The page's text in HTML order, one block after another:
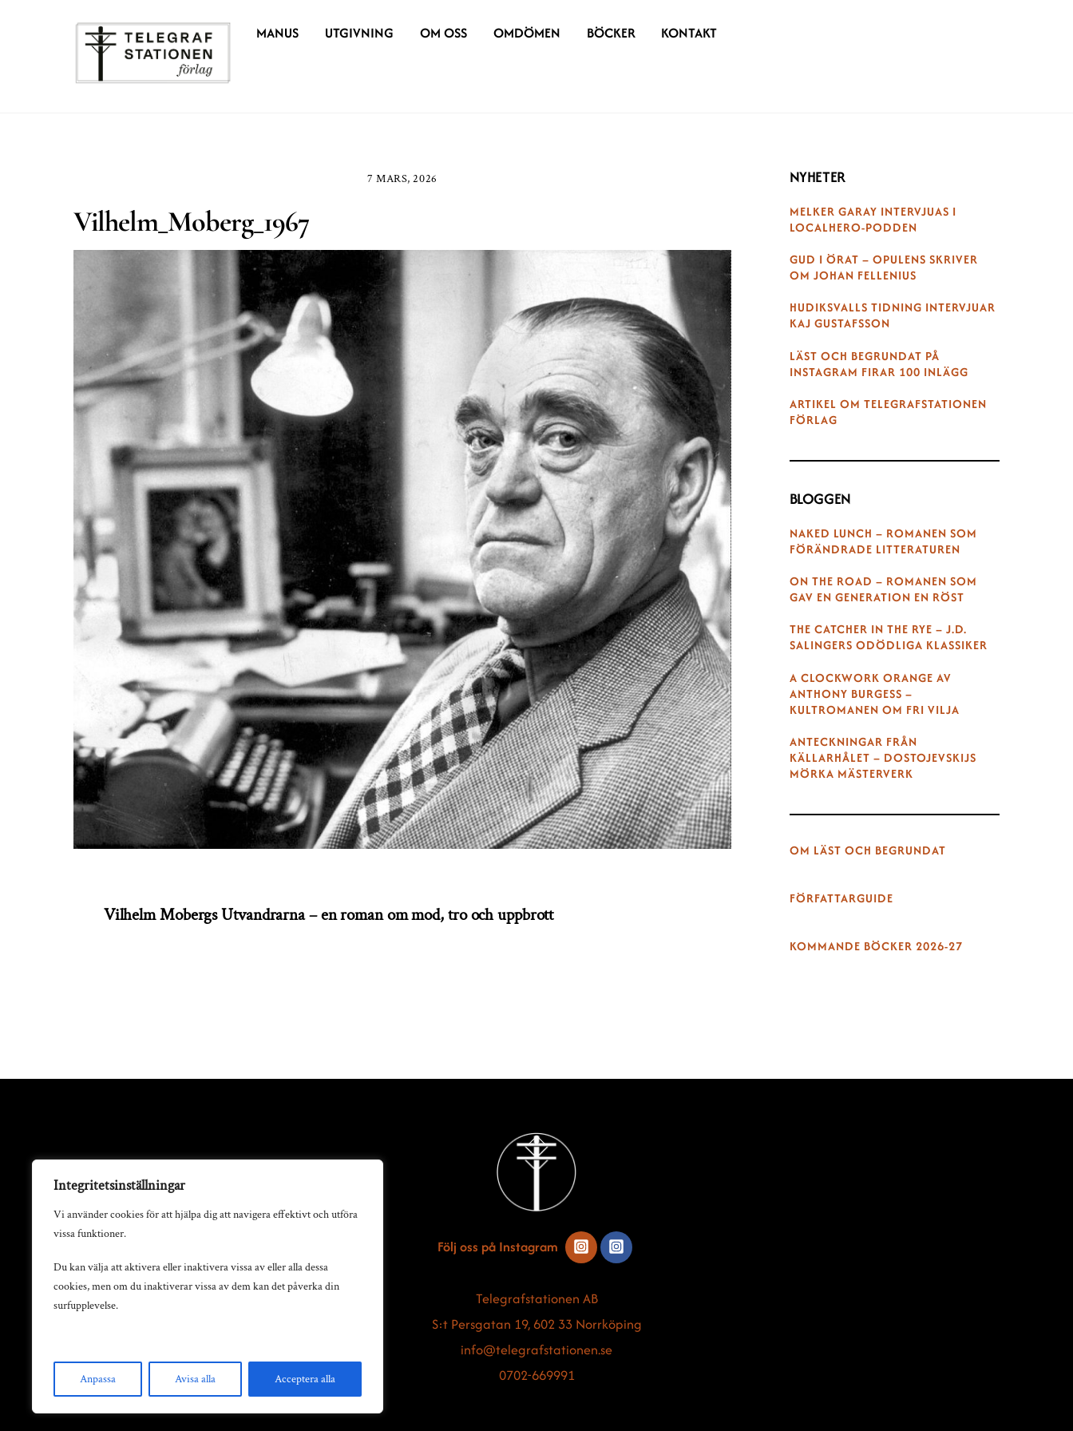
Integritetsinställningar
Vi använder cookies för att hjälpa dig att navigera effektivt och utföra
vissa funktioner.
Du kan välja att aktivera eller inaktivera vissa av eller alla dessa
cookies, men om du inaktiverar vissa av dem kan det påverka din
surfupplevelse.
Anpassa Avisa alla Acceptera alla
MANUS UTGIVNING OM OSS OMDÖMEN BÖCKER KONTAKT
7 MARS, 2026
Vilhelm_Moberg_1967
Vilhelm Mobergs Utvandrarna – en roman om mod, tro och uppbrott
NYHETER
MELKER GARAY INTERVJUAS I
LOCALHERO-PODDEN
GUD I ÖRAT – OPULENS SKRIVER
OM JOHAN FELLENIUS
HUDIKSVALLS TIDNING INTERVJUAR
KAJ GUSTAFSSON
LÄST OCH BEGRUNDAT PÅ
INSTAGRAM FIRAR 100 INLÄGG
ARTIKEL OM TELEGRAFSTATIONEN
FÖRLAG
BLOGGEN
NAKED LUNCH – ROMANEN SOM
FÖRÄNDRADE LITTERATUREN
ON THE ROAD – ROMANEN SOM
GAV EN GENERATION EN RÖST
THE CATCHER IN THE RYE – J.D.
SALINGERS ODÖDLIGA KLASSIKER
A CLOCKWORK ORANGE AV
ANTHONY BURGESS –
KULTROMANEN OM FRI VILJA
ANTECKNINGAR FRÅN
KÄLLARHÅLET – DOSTOJEVSKIJS
MÖRKA MÄSTERVERK
OM LÄST OCH BEGRUNDAT
FÖRFATTARGUIDE
KOMMANDE BÖCKER 2026-27
Back
To
Följ oss på Instagram
Telegrafstationen AB
S:t Persgatan 19, 602 33 Norrköping
info@telegrafstationen.se
0702-669991